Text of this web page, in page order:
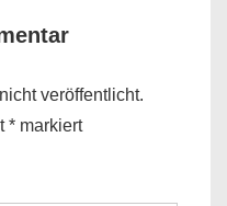
veröffentlicht.
* markiert